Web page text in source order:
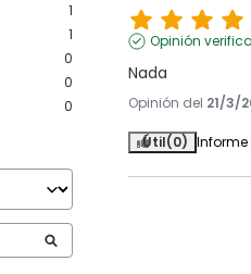
1
1
0
0
0
Opinión
Nada
Opinión del 21/3/
Útil(0) Informe